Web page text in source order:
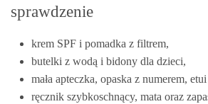
sprawdzenie
krem SPF i pomadka z filtrem,
butelki z wodą i bidony dla dzieci,
mała apteczka, opaska z numerem,
ręcznik szybkoschnący, mata oraz